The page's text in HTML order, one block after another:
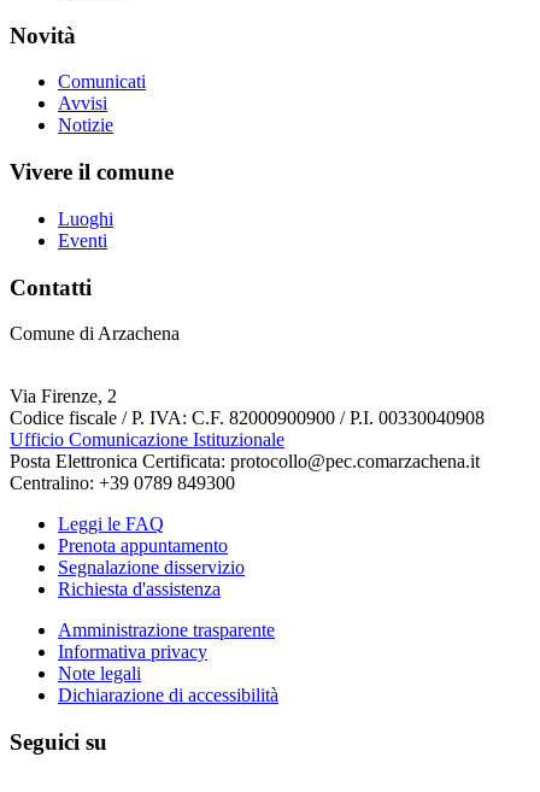
Novità
Comunicati
Avvisi
Notizie
Vivere il comune
Luoghi
Eventi
Contatti
Comune di Arzachena
Via Firenze, 2
Codice fiscale / P. IVA: C.F. 82000900900 / P.I. 00330040908
Ufficio Comunicazione Istituzionale
Posta Elettronica Certificata: protocollo@pec.comarzachena.it
Centralino: +39 0789 849300
Leggi le FAQ
Prenota appuntamento
Segnalazione disservizio
Richiesta d'assistenza
Amministrazione trasparente
Informativa privacy
Note legali
Dichiarazione di accessibilità
Seguici su